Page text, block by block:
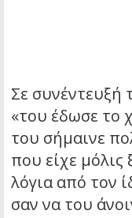
Σε συνέντευξή
«του έδωσε το
του σήμαινε
που είχε μόλις
λόγια από τον
σαν να του